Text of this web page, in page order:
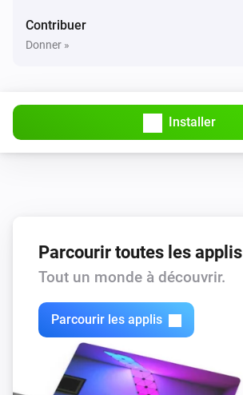
Contribuer
Donner »
Installer
Parcourir toutes les applis
Tout un monde à découvrir.
Parcourir les applis